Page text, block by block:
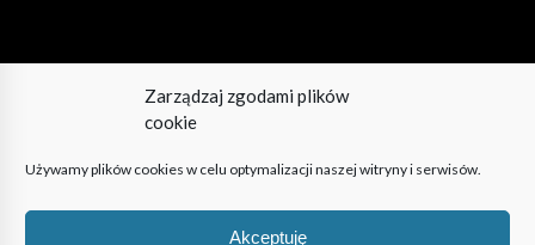
Zarządzaj zgodami plików
cookie
Używamy plików cookies w celu optymalizacji naszej witryny i serwisów.
Akceptuję
Pozostańmy w kontakcie!